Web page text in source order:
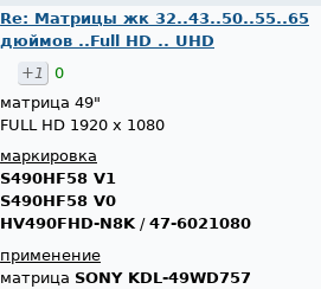
Re: Матрицы жк 32..43..50..55..65
дюймов ..Full HD .. UHD
+1
0
матрица 49"
FULL HD 1920 x 1080
маркировка
S490HF58 V1
S490HF58 V0
HV490FHD-N8K/ 47-6021080
применение
матрица SONY KDL-49WD757